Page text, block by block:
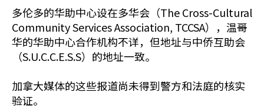
多伦多的华助中心设在多华会（The Cross-Cultural
Community Services Association, TCCSA），温哥
华的华助中心合作机构不详，但地址与中侨互助会
（S.U.C.C.E.S.S）的地址一致。
加拿大媒体的这些报道尚未得到警方和法庭的核实
验证。